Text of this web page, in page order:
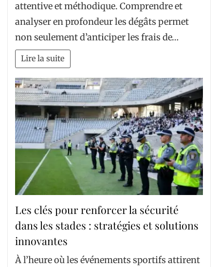
attentive et méthodique. Comprendre et
analyser en profondeur les dégâts permet
non seulement d’anticiper les frais de…
Lire la suite
Les clés pour renforcer la sécurité
dans les stades : stratégies et solutions
innovantes
À l’heure où les événements sportifs attirent